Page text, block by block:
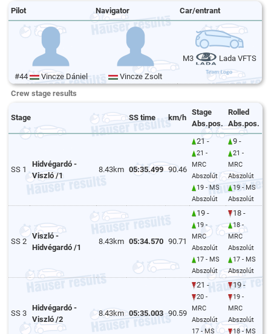
Pilot Navigator Car/entrant
#44 Vincze Dániel Vincze Zsolt
M3 Lada VFTS
Crew stage results
Stage SS time km/h
Stage
Abs.pos.
Rolled
Abs.pos.
SS 1
Hidvégardó -
Viszló /1
8.43km 05:35.499 90.46
21 -
21 -
MRC
Abszolút
19 - MS
Abszolút
9 -
21 -
MRC
Abszolút
19 - MS
Abszolút
SS 2
Viszló -
Hidvégardó /1
8.43km 05:34.570 90.71
19 -
19 -
MRC
Abszolút
17 - MS
Abszolút
18 -
18 -
MRC
Abszolút
17 - MS
Abszolút
SS 3
Hidvégardó -
Viszló /2
8.43km 05:35.003 90.59
21 -
20 -
MRC
Abszolút
17 - MS
19 -
19 -
MRC
Abszolút
18 - MS